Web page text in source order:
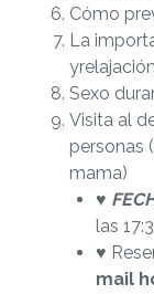
Cómo
La
y
Sexo
Visita al
personas
mama)
♥
las
♥
mail